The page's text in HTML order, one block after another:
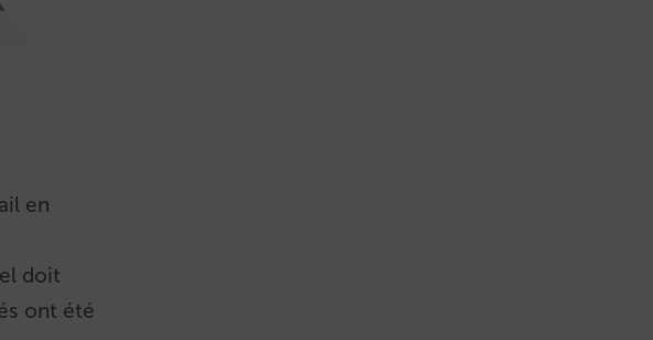
en
doit
ont été